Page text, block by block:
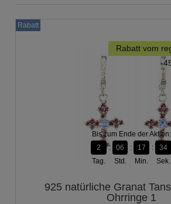
Rabatt vom
-
Bis zum Ende der Aktion:
2
Tag.
06
Std.
17
Min.
33
Sek.
925 natürliche Granat
Ohrringe 1
Rabatt